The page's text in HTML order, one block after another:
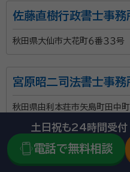
佐藤直樹行政書士事務
秋田県大仙市大花町６番３３号
宮原昭二司法書士事務
秋田県由利本荘市矢島町田中
秋山行政書士事務所
土日祝も24時間受付
電話で無料相談